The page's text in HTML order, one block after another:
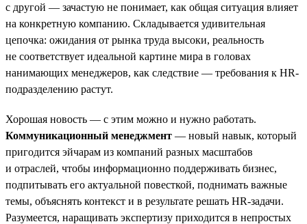
с другой — зачастую не понимает, как общая ситуация влияет
на конкретную компанию. Складывается удивительная
цепочка: ожидания от рынка труда высоки, реальность
не соответствует идеальной картине мира в головах
нанимающих менеджеров, как следствие — требования к HR-
подразделению растут.
Хорошая новость — с этим можно и нужно работать.
Коммуникационный менеджмент — новый навык, который
пригодится эйчарам из компаний разных масштабов
и отраслей, чтобы информационно поддерживать бизнес,
подпитывать его актуальной повесткой, поднимать важные
темы, объяснять контекст и в результате решать HR-задачи.
Разумеется, наращивать экспертизу приходится в непростых